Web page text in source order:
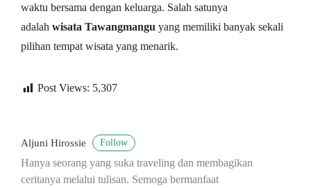
waktu bersama dengan keluarga. Salah satunya
adalah wisata Tawangmangu yang memiliki banyak sekali
pilihan tempat wisata yang menarik.
Post Views: 5,307
Aljuni Hirossie Follow
Hanya seorang yang suka traveling dan membagikan
ceritanya melalui tulisan. Semoga bermanfaat